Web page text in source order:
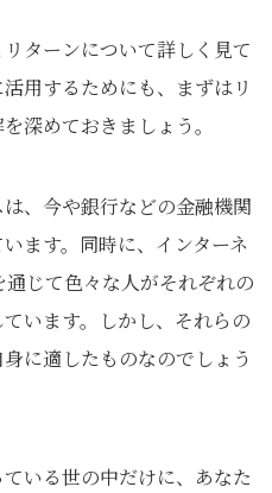
ターンについて詳しく見て
用するためにも、まずはリ
深めておきましょう。
、今や銀行などの金融機関
ます。同時に、インターネ
じて色々な人がそれぞれの
います。しかし、それらの
に適したものなのでしょう
いる世の中だけに、あなた